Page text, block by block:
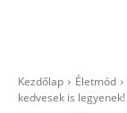
Kezdőlap Életmód
kedvesek is legyenek!